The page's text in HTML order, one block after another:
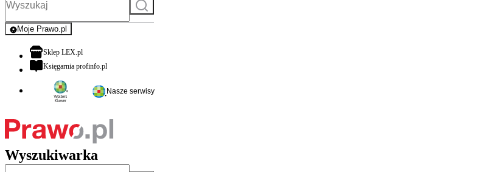
Szukaj
Moje Prawo.pl
- rejestracja i logowanie do serwisu
Sklep LEX.plotwiera się w nowej karcie
Księgarnia profinfo.plotwiera się w nowej karcie
Nasze serwisy
Wyszukiwarka